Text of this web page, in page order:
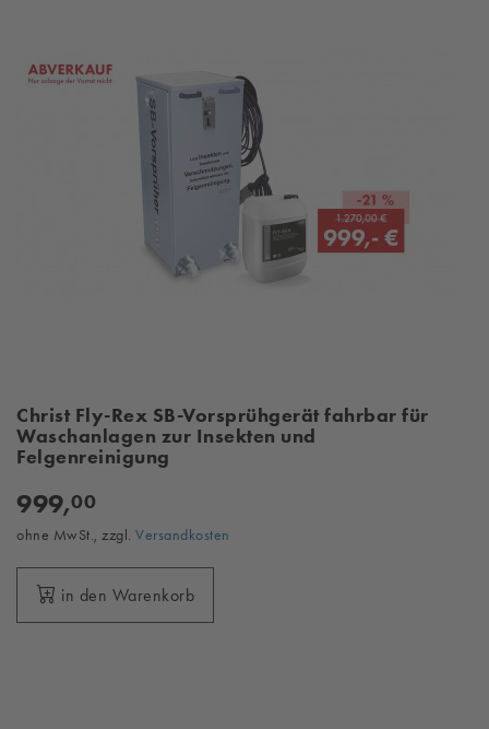
Christ Fly-Rex SB-Vorsprühgerät fahrbar für
Waschanlagen zur Insekten und
Felgenreinigung
999,00
ohne MwSt., zzgl. Versandkosten
in den Warenkorb